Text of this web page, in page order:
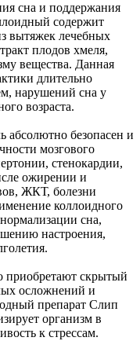
сна и поддержания
содержит
вытяжек лечебных
плодов хмеля,
вещества. Данная
длительно
нарушений сна у
возраста.
абсолютно безопасен и
мозгового
стенокардии,
ожирении и
ЖКТ, болезни
коллоидного
сна,
настроения,
приобретают скрытый
осложнений и
препарат Слип
организм в
к стрессам.